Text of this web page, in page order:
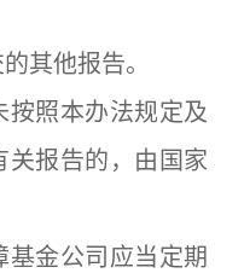
其他报告。
照本办法规定及
关报告的，由国家
金公司应当定期